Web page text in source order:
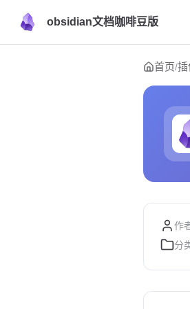
obsidian文档咖啡豆版
Skip to content
首页/插
作
分